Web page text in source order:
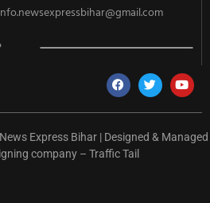
Express Bihar | Designed & Managed
company– Traffic Tail